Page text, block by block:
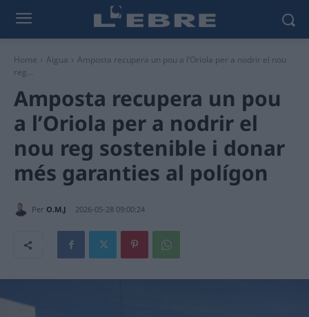
Home Aigua
Amposta recupera un pou a l’Oriola per a nodrir el nou
reg...
Amposta recupera un pou
a l’Oriola per a nodrir el
nou reg sostenible i donar
més garanties al polígon
Per O.M.J 2026-05-28 09:00:24